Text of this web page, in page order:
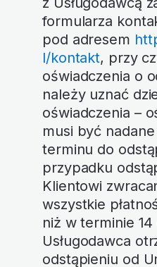
formularza
pod adresem
l/kontakt, przy
oświadczenia o
należy uznać
oświadczenia –
musi być
terminu do
przypadku
Klientowi
wszystkie
niż w terminie
Usługodawca
odstąpieniu od